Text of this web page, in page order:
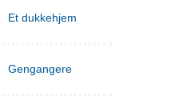
Et dukkehjem
Gengangere